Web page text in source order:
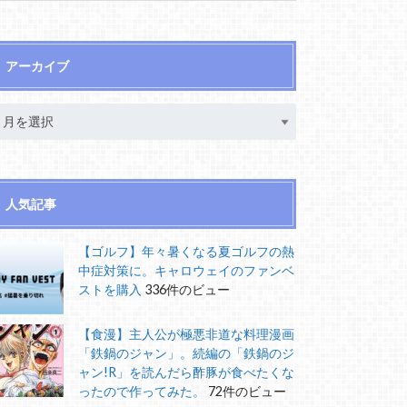
アーカイブ
人気記事
【ゴルフ】年々暑くなる夏ゴルフの熱
中症対策に。キャロウェイのファンベ
ストを購入 336件のビュー
【食漫】主人公が極悪非道な料理漫画
「鉄鍋のジャン」。続編の「鉄鍋のジ
ャン!R」を読んだら酢豚が食べたくな
ったので作ってみた。
72件のビュー